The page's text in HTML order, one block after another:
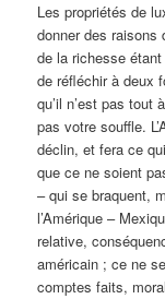
Les propriétés de
donner des raisons
de la richesse
de réfléchir à deux
qu’il n’est pas tout
pas votre souffle.
déclin, et fera ce
que ce ne soient
– qui se braquent,
l’Amérique –
relative,
américain ; ce ne
comptes faits,